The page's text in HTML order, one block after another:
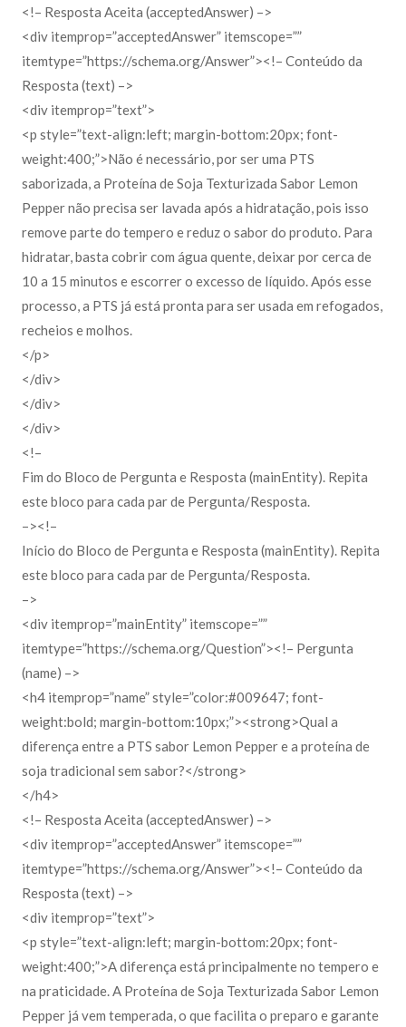
<!– Resposta Aceita (acceptedAnswer) –>
<div itemprop=”acceptedAnswer” itemscope=””
itemtype=”https://schema.org/Answer”><!– Conteúdo da
Resposta (text) –>
<div itemprop=”text”>
<p style=”text-align:left; margin-bottom:20px; font-
weight:400;”>Não é necessário, por ser uma PTS
saborizada, a Proteína de Soja Texturizada Sabor Lemon
Pepper não precisa ser lavada após a hidratação, pois isso
remove parte do tempero e reduz o sabor do produto. Para
hidratar, basta cobrir com água quente, deixar por cerca de
10 a 15 minutos e escorrer o excesso de líquido. Após esse
processo, a PTS já está pronta para ser usada em refogados,
recheios e molhos.
</p>
</div>
</div>
</div>
<!–
Fim do Bloco de Pergunta e Resposta (mainEntity). Repita
este bloco para cada par de Pergunta/Resposta.
–><!–
Início do Bloco de Pergunta e Resposta (mainEntity). Repita
este bloco para cada par de Pergunta/Resposta.
–>
<div itemprop=”mainEntity” itemscope=””
itemtype=”https://schema.org/Question”><!– Pergunta
(name) –>
<h4 itemprop=”name” style=”color:#009647; font-
weight:bold; margin-bottom:10px;”><strong>Qual a
diferença entre a PTS sabor Lemon Pepper e a proteína de
soja tradicional sem sabor?</strong>
</h4>
<!– Resposta Aceita (acceptedAnswer) –>
<div itemprop=”acceptedAnswer” itemscope=””
itemtype=”https://schema.org/Answer”><!– Conteúdo da
Resposta (text) –>
<div itemprop=”text”>
<p style=”text-align:left; margin-bottom:20px; font-
weight:400;”>A diferença está principalmente no tempero e
na praticidade. A Proteína de Soja Texturizada Sabor Lemon
Pepper já vem temperada, o que facilita o preparo e garante